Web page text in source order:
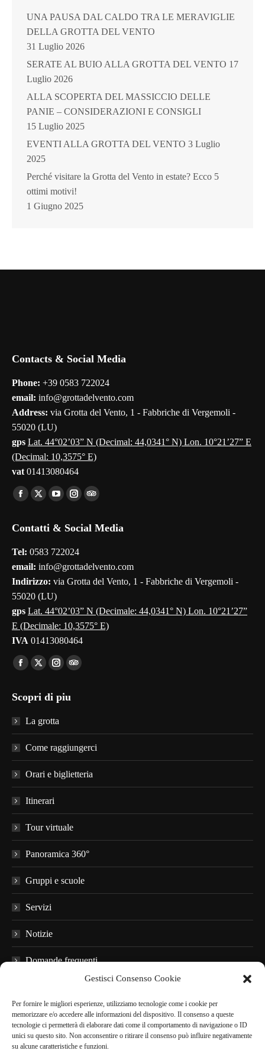
Gestisci Consenso Cookie
Per fornire le migliori esperienze, utilizziamo tecnologie come i cookie per
memorizzare e/o accedere alle informazioni del dispositivo. Il consenso a queste
tecnologie ci permetterà di elaborare dati come il comportamento di navigazione o ID
unici su questo sito. Non acconsentire o ritirare il consenso può influire negativamente
su alcune caratteristiche e funzioni.
UNA PAUSA DAL CALDO TRA LE MERAVIGLIE
DELLA GROTTA DEL VENTO
31 Luglio 2026
SERATE AL BUIO ALLA GROTTA DEL VENTO 17
Luglio 2026
ALLA SCOPERTA DEL MASSICCIO DELLE
PANIE – CONSIDERAZIONI E CONSIGLI
15 Luglio 2025
EVENTI ALLA GROTTA DEL VENTO 3 Luglio
2025
Perché visitare la Grotta del Vento in estate? Ecco 5
ottimi motivi!
1 Giugno 2025
Contacts & Social Media
Phone: +39 0583 722024
email: info@grottadelvento.com
Address: via Grotta del Vento, 1 - Fabbriche di Vergemoli -
55020 (LU)
gps Lat. 44°02’03” N (Decimal: 44,0341° N) Lon. 10°21’27” E
(Decimal: 10,3575° E)
vat 01413080464
Find us on:
Facebook
opens
in
new
window
X
opens
in
new
window
YouTube
opens
in
new
window
Instagram
opens
in
new
window
TripAdvisor
opens
new
window
Contatti & Social Media
Tel: 0583 722024
email: info@grottadelvento.com
Indirizzo: via Grotta del Vento, 1 - Fabbriche di Vergemoli -
55020 (LU)
gps Lat. 44°02’03” N (Decimale: 44,0341° N) Lon. 10°21’27”
E (Decimale: 10,3575° E)
IVA 01413080464
Find us on:
Facebook
opens
in
window
X
opens
window
Instagram
opens
window
TripAdvisor
window
Scopri di piu
La grotta
Come raggiungerci
Orari e biglietteria
Itinerari
Tour virtuale
Panoramica 360°
Gruppi e scuole
Servizi
Notizie
Domande frequenti
Audioguide
Nei dintorni